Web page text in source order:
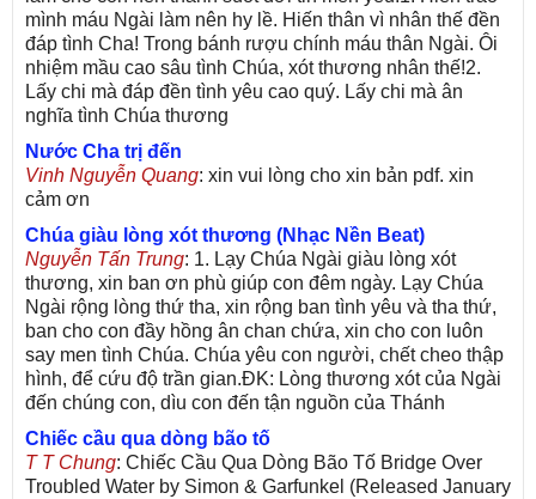
mình máu Ngài làm nên hy lề. Hiến thân vì nhân thế đền
đáp tình Cha! Trong bánh rượu chính máu thân Ngài. Ôi
nhiệm mầu cao sâu tình Chúa, xót thương nhân thế!2.
Lấy chi mà đáp đền tình yêu cao quý. Lấy chi mà ân
nghĩa tình Chúa thương
Nước Cha trị đến
Vinh Nguyễn Quang: xin vui lòng cho xin bản pdf. xin
cảm ơn
Chúa giàu lòng xót thương (Nhạc Nền Beat)
Nguyễn Tấn Trung: 1. Lạy Chúa Ngài giàu lòng xót
thương, xin ban ơn phù giúp con đêm ngày. Lạy Chúa
Ngài rộng lòng thứ tha, xin rộng ban tình yêu và tha thứ,
ban cho con đầy hồng ân chan chứa, xin cho con luôn
say men tình Chúa. Chúa yêu con người, chết cheo thập
hình, để cứu độ trần gian.ĐK: Lòng thương xót của Ngài
đến chúng con, dìu con đến tận nguồn của Thánh
Chiếc cầu qua dòng bão tố
T T Chung: Chiếc Cầu Qua Dòng Bão Tố Bridge Over
Troubled Water by Simon & Garfunkel (Released January